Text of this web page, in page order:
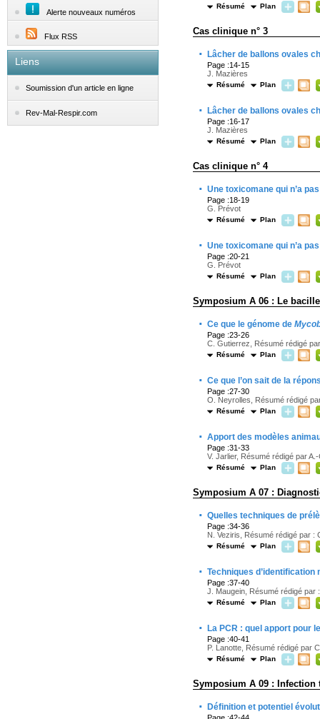
Alerte nouveaux numéros
Flux RSS
Liens
Soumission d'un article en ligne
Rev-Mal-Respir.com
Résumé Plan
Cas clinique n° 3
· Lâcher de ballons ovales
Page :14-15
J. Mazières
Résumé Plan
· Lâcher de ballons ovales
Page :16-17
J. Mazières
Résumé Plan
Cas clinique n° 4
· Une toxicomane qui n’a
Page :18-19
G. Prévot
Résumé Plan
· Une toxicomane qui n’a
Page :20-21
G. Prévot
Résumé Plan
Symposium A 06 : Le
· Ce que le génome de
Page :23-26
C. Gutierrez, Résumé rédigé
Résumé Plan
· Ce que l’on sait de la
Page :27-30
O. Neyrolles, Résumé rédigé
Résumé Plan
· Apport des modèles
Page :31-33
V. Jarlier, Résumé rédigé par
Résumé Plan
Symposium A 07 :
· Quelles techniques de
Page :34-36
N. Veziris, Résumé rédigé par :
Résumé Plan
· Techniques
Page :37-40
J. Maugein, Résumé rédigé par
Résumé Plan
· La PCR : quel apport pour
Page :40-41
P. Lanotte, Résumé rédigé par
Résumé Plan
Symposium A 09 : Infection
· Définition et potentiel